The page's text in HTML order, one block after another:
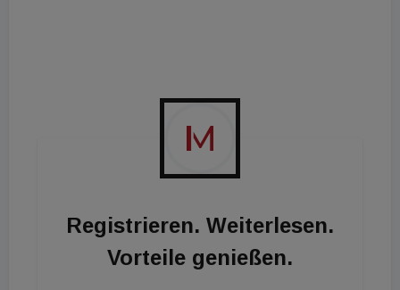
entsprechen. Profile, die das nicht tun, werden
automatisch aussortiert. Ähnliches Prinzip wird auch
schon bei diversen Dating Apps angewandt. Beim
Login wird sichergestellt, dass sich ausschließlich
Usern aufnehmen können. „Mit Immomatch wollen
wir die Zukunft der provisionsfreien
Registrieren. Weiterlesen.
Vorteile genießen.